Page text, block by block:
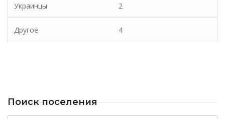
Украинцы 2
Другое 4
Поиск поселения